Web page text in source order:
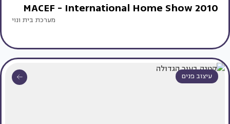
MACEF - International Home Show 2010
מערכת בית ונוי
עיצוב פנים